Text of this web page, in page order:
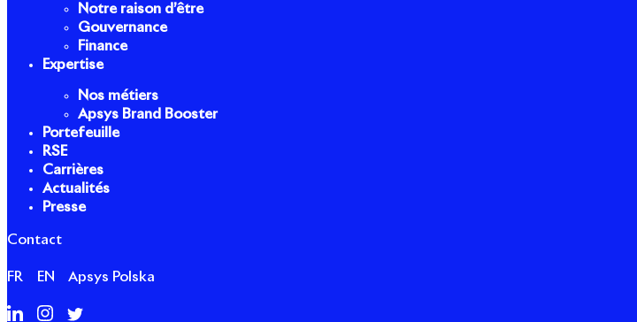
Notre raison d’être
Gouvernance
Finance
Expertise
Nos métiers
Apsys Brand Booster
Portefeuille
RSE
Carrières
Actualités
Presse
Contact
FR EN Apsys Polska